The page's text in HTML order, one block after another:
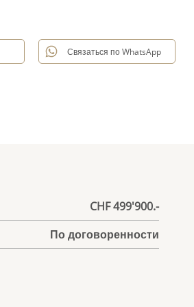
Связаться по WhatsApp
CHF 499'900.-
По договоренности